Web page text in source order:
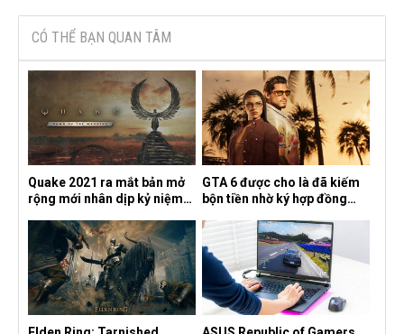
CÓ THỂ BẠN QUAN TÂM
Quake 2021 ra mắt bản mở
rộng mới nhân dịp kỷ niệm
the Machine
GTA 6 được cho là đã kiếm
bộn tiền nhờ ký hợp đồng